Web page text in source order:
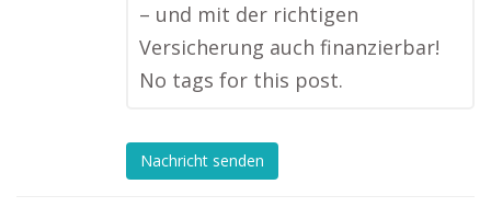
– und mit der richtigen
Versicherung auch finanzierbar!
No tags for this post.
Nachricht senden